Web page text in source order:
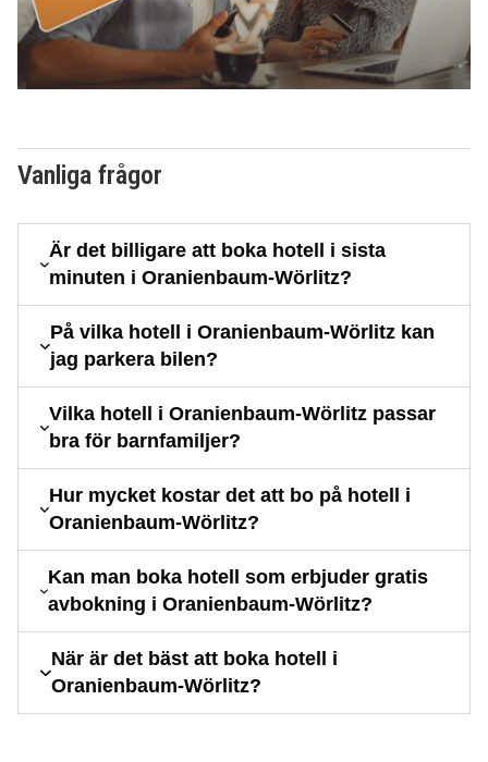
Vanliga frågor
Är det billigare att boka hotell i sista
minuten i Oranienbaum-Wörlitz?
På vilka hotell i Oranienbaum-Wörlitz kan
jag parkera bilen?
Vilka hotell i Oranienbaum-Wörlitz passar
bra för barnfamiljer?
Hur mycket kostar det att bo på hotell i
Oranienbaum-Wörlitz?
Kan man boka hotell som erbjuder gratis
avbokning i Oranienbaum-Wörlitz?
När är det bäst att boka hotell i
Oranienbaum-Wörlitz?